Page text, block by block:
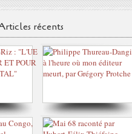
récents